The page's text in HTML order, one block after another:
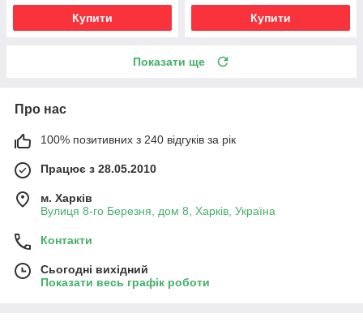
Купити Купити
Показати ще
Про нас
100% позитивних з 240 відгуків за рік
Працює з 28.05.2010
м. Харків
Вулиця 8-го Березня, дом 8, Харків, Україна
Контакти
Сьогодні вихідний
Показати весь графік роботи